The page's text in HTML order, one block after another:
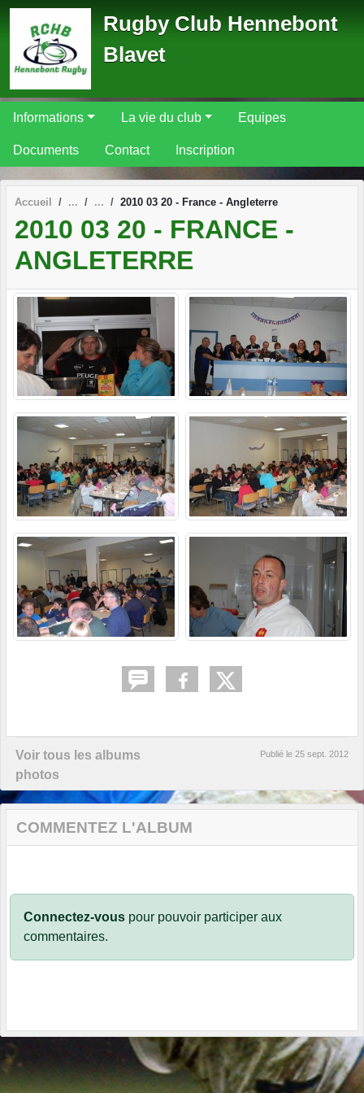
Rugby Club Hennebont
Blavet
Informations La vie du club Equipes
Documents Contact Inscription
Accueil 2010 03 20 - France - Angleterre
2010 03 20 - FRANCE -
ANGLETERRE
Voir tous les albums
photos
Publié le 25 sept. 2012
COMMENTEZ L'ALBUM
Connectez-vous pour pouvoir participer aux
commentaires.
Panneau de gestion des cookies